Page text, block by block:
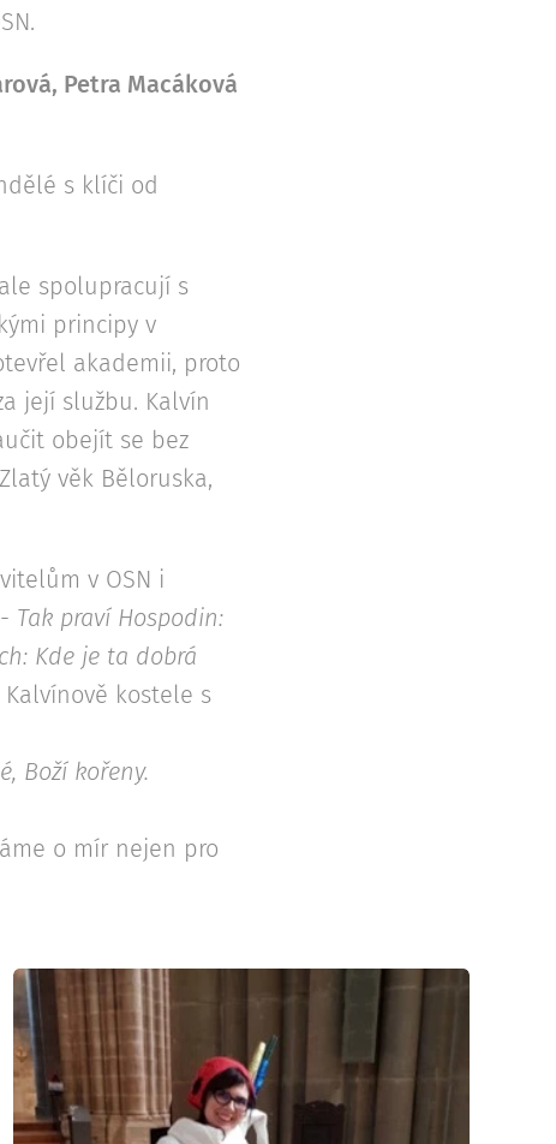
Petra Macáková
s klíči od
spolupracují s
principy v
akademii, proto
její službu. Kalvín
obejít se bez
věk Běloruska,
v OSN i
Tak praví Hospodin:
Kde je ta dobrá
Kalvínově kostele s
Boží kořeny.
o mír nejen pro